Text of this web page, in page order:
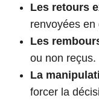
Les retours
renvoyées en
Les
ou non reçus.
La
forcer la